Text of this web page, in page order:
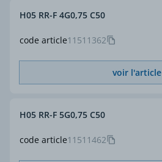
code article11511362
H05 RR-F 4G0,75 C50
voir l'article
code article11511462
H05 RR-F 5G0,75 C50